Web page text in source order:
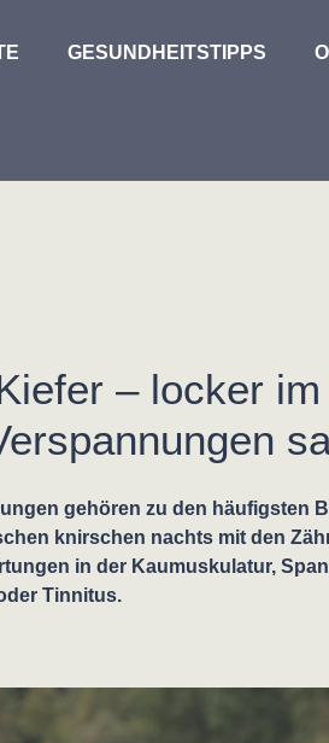
GESUNDHEITSTIPPS
– locker
gehören zu den häufigsten
knirschen nachts mit den
in der Kaumuskulatur,
Tinnitus.